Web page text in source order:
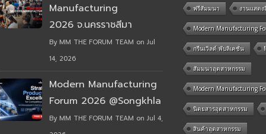
Manufacturing
2026 จ.นครราชสีมา
By MM THE FORUM TEAM on Jul
14, 2026
Modern Manufacturing
Forum 2026 @Songkhla
By MM THE FORUM TEAM on Jul 4,
ฟรีสัมมนา งานแสด
Modern Manufacturing
กรีนเวิลด์ พับลิเคชั่น
สัมมนาอุตสาหกรรม
Modern Manufacturing
นิตยสารอุตสาหกรรม
สินค้าอุตสาหกรรม